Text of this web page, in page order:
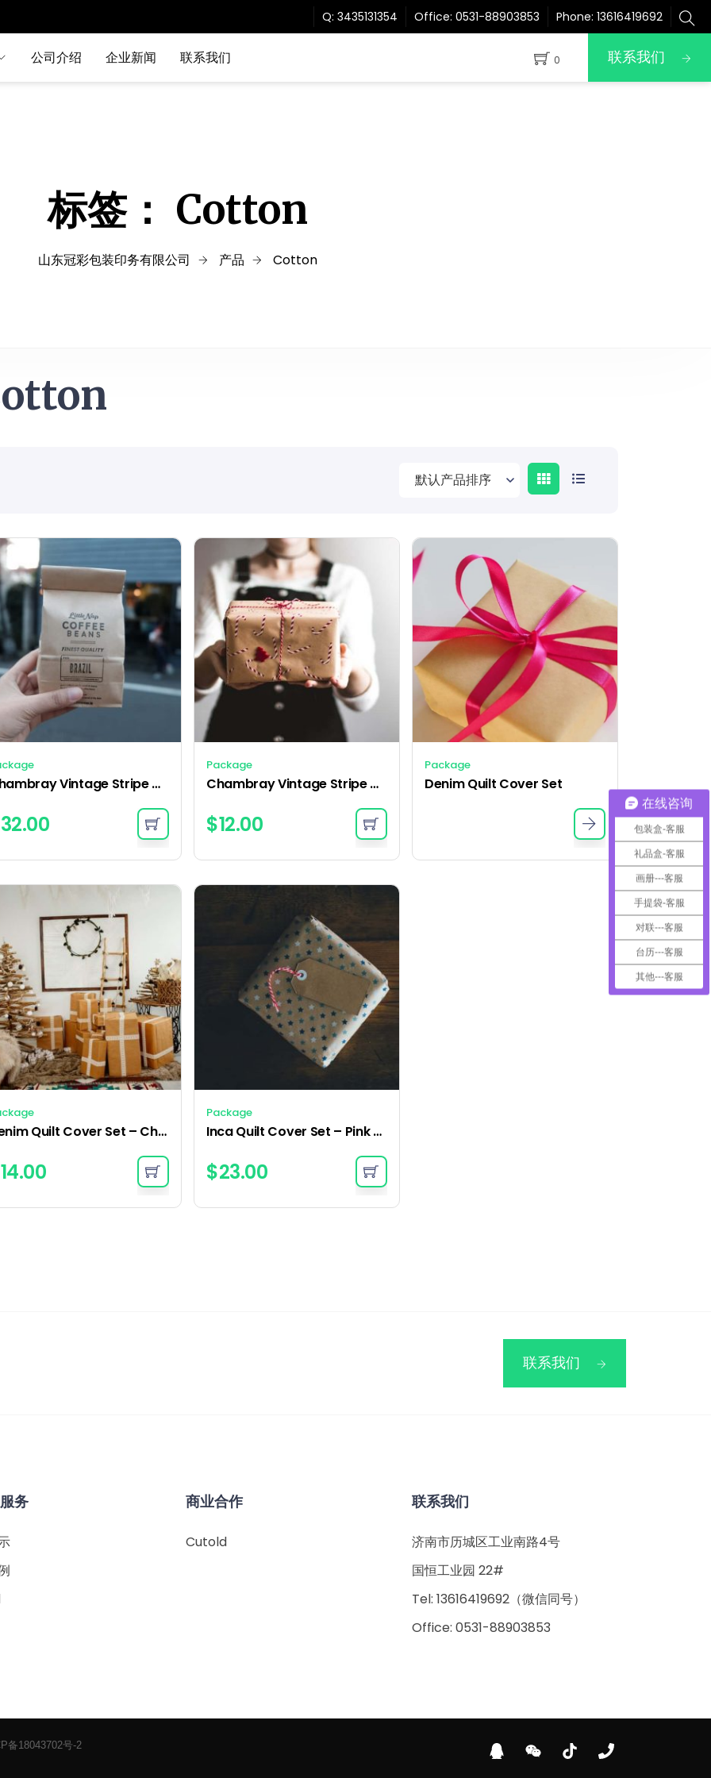
Q: 3435131354 Office: 0531-88903853 Phone: 13616419692
公司介绍 企业新闻 联系我们 0 联系我们
标签： Cotton
山东冠彩包装印务有限公司 产品 Cotton
Chambray Vintage Stripe Quilt Cover – Black
32.00
Package
Chambray Vintage Stripe Quilt Cover – Dove
$12.00
Package
Denim Quilt Cover Set
Denim Quilt Cover Set – Charcoal
14.00
Package
Inca Quilt Cover Set – Pink Clay
$23.00
联系我们
务 商业合作
Cutold
联系我们
济南市历城区工业南路4号
国恒工业园 22#
Tel: 13616419692（微信同号）
Office: 0531-88903853
备18043702号-2
在线咨询
包装盒-客服
礼品盒-客服
画册---客服
手提袋-客服
对联---客服
台历---客服
其他---客服